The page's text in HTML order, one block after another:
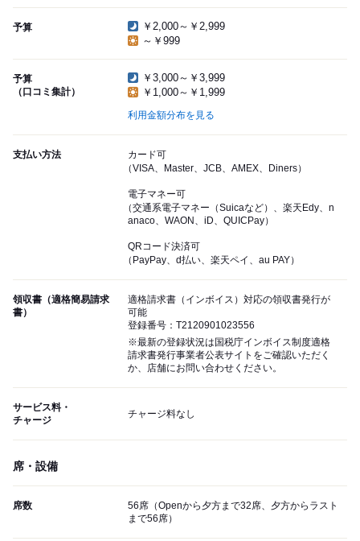
予算
￥2,000～￥2,999
～￥999
予算
（口コミ集計）
￥3,000～￥3,999
￥1,000～￥1,999
利用金額分布を見る
支払い方法
カード可
（VISA、Master、JCB、AMEX、Diners）
電子マネー可
（交通系電子マネー（Suicaなど）、楽天Edy、n
anaco、WAON、iD、QUICPay）
QRコード決済可
（PayPay、d払い、楽天ペイ、au PAY）
領収書（適格簡易請求
書）
適格請求書（インボイス）対応の領収書発行が
可能
登録番号：T2120901023556
※最新の登録状況は国税庁インボイス制度適格
請求書発行事業者公表サイトをご確認いただく
か、店舗にお問い合わせください。
サービス料・
チャージ
チャージ料なし
席・設備
席数
56席（Openから夕方まで32席、夕方からラスト
まで56席）